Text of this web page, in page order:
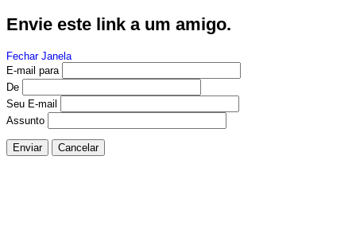
Envie este link a um amigo.
Fechar Janela
E-mail para
De
Seu E-mail
Assunto
Enviar Cancelar